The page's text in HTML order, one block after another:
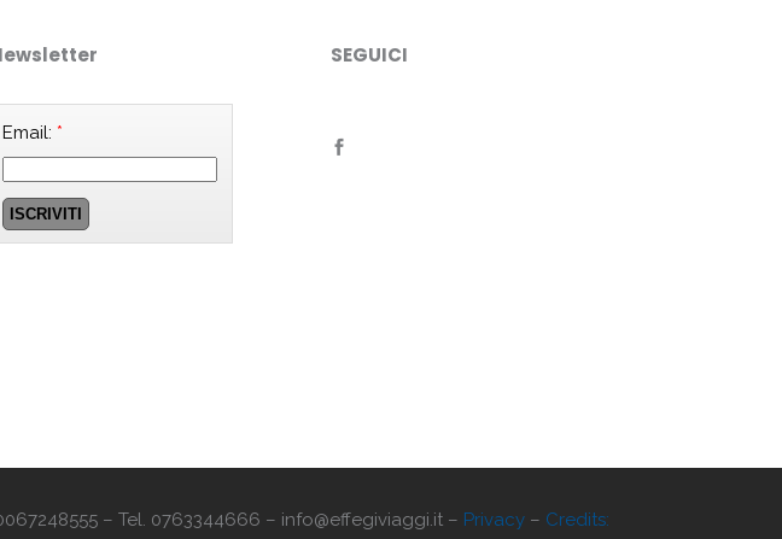
Email: *
SEGUICI
– Tel. 0763344666 – info@effegiviaggi.it – Privacy– Credits: